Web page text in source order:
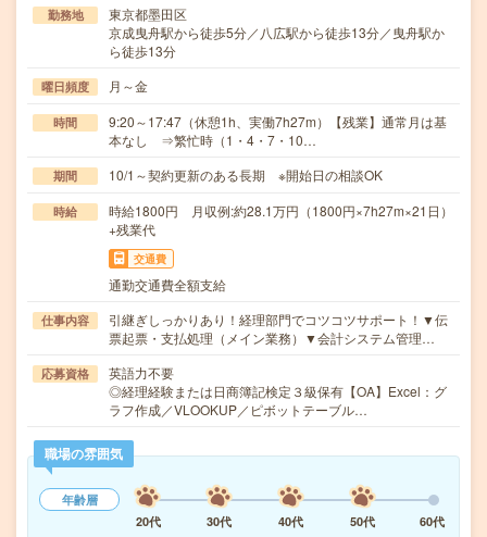
勤務地
東京都墨田区
京成曳舟駅から徒歩5分／八広駅から徒歩13分／曳舟駅か
ら徒歩13分
曜日頻度 月～金
時間
9:20～17:47（休憩1h、実働7h27m）【残業】通常月は基
本なし ⇒繁忙時（1・4・7・10…
期間 10/1～契約更新のある長期 ※開始日の相談OK
時給
時給1800円 月収例:約28.1万円（1800円×7h27m×21日）
+残業代
交通費
通勤交通費全額支給
仕事内容
引継ぎしっかりあり！経理部門でコツコツサポート！▼伝
票起票・支払処理（メイン業務）▼会計システム管理…
応募資格
英語力不要
◎経理経験または日商簿記検定３級保有【OA】Excel：グ
ラフ作成／VLOOKUP／ピボットテーブル…
職場の雰囲気
年齢層
20代
30代 40代 50代
60代